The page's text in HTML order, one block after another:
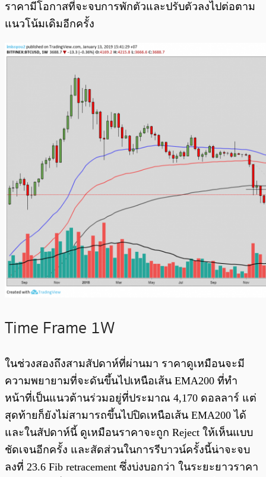
ราคามีโอกาสที่จะจบการพักตัวและปรับตัวลงไปต่อตาม
แนวโน้มเดิมอีกครั้ง
Time Frame 1W
ในช่วงสองถึงสามสัปดาห์ที่ผ่านมา ราคาดูเหมือนจะมี
ความพยายามที่จะดันขึ้นไปเหนือเส้น EMA200 ที่ทำ
หน้าที่เป็นแนวต้านร่วมอยู่ที่ประมาณ 4,170 ดอลลาร์ แต่
สุดท้ายก็ยังไม่สามารถขึ้นไปปิดเหนือเส้น EMA200 ได้
และในสัปดาห์นี้ ดูเหมือนราคาจะถูก Reject ให้เห็นแบบ
ชัดเจนอีกครั้ง และสัดส่วนในการรีบาวน์ครั้งนี้น่าจะจบ
ลงที่ 23.6 Fib retracement ซึ่งบ่งบอกว่า ในระยะยาวราคา